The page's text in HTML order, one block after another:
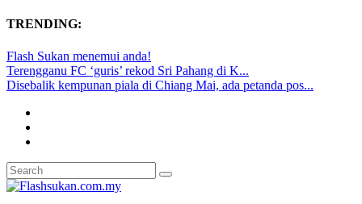
TRENDING:
Flash Sukan menemui anda!
Terengganu FC ‘guris’ rekod Sri Pahang di K...
Disebalik kempunan piala di Chiang Mai, ada petanda pos...